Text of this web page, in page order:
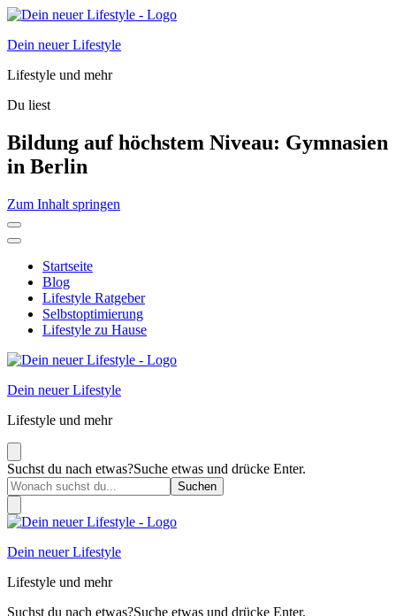
Dein neuer Lifestyle
Lifestyle und mehr
Du liest
Bildung auf höchstem Niveau: Gymnasien
in Berlin
Zum Inhalt springen
Startseite
Blog
Lifestyle Ratgeber
Selbstoptimierung
Lifestyle zu Hause
Dein neuer Lifestyle
Lifestyle und mehr
Suchst du nach etwas?Suche etwas und drücke Enter.
Dein neuer Lifestyle
Lifestyle und mehr
Suchst du nach etwas?Suche etwas und drücke Enter.